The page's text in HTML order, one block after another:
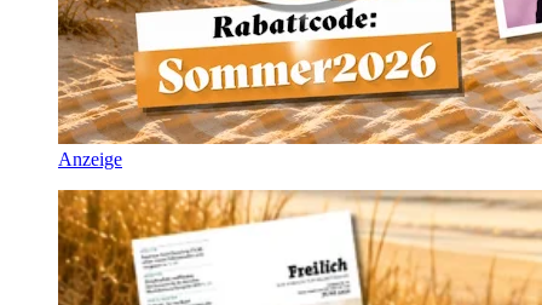
Anzeige